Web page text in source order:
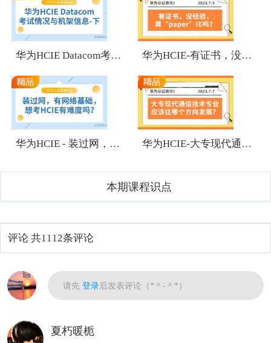
华为HCIE Datacom考试情况与机架信息-下 华为HCIE-有证书，没经验，算“paper”IE吗？
华为HCIE - 装过网，有网络基础，想考HCIE有难度吗？ 华为HCIE-大专现代通信技术专业应该往哪个方向发展？
本期课程识点
评论 共1112条评论
请先登录后发表评论（*＾-＾*）
夏朽暖栀